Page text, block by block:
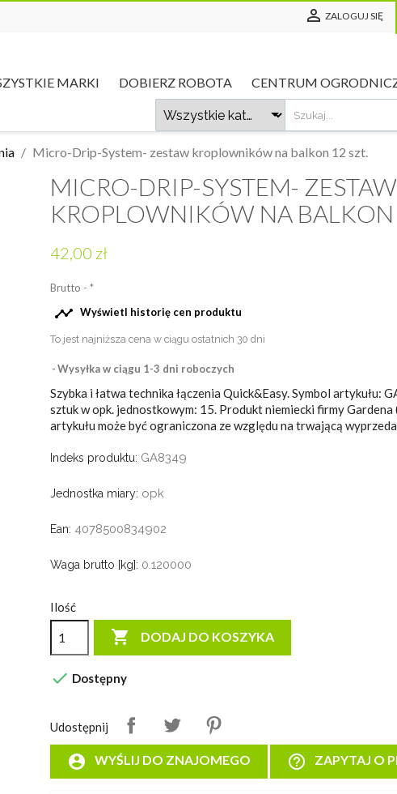
 ZALOGUJ SIĘ
MARKI DOBIERZ ROBOTA CENTRUM
Micro-Drip-System- zestaw kroplowników na balkon 12 szt.
MICRO-DRIP-SYSTEM- ZESTAW
KROPLOWNIKÓW NA BALKON
42,00 zł
Brutto *
 Wyświetl historię cen produktu
To jest najniższa cena w ciągu ostatnich 30 dni
Wysyłka w ciągu 1-3 dni roboczych
Szybka i łatwa technika łączenia Quick&Easy. Symbol artykułu:
sztuk w opk. jednostkowym: 15. Produkt niemiecki firmy Gardena
artykułu może być ograniczona ze względu na trwającą
Indeks produktu: GA8349
Jednostka miary: opk
Ean: 4078500834902
Waga brutto [kg]: 0.120000
Ilość
 DODAJ DO KOSZYKA
 Dostępny
Udostępnij
account_circle WYŚLIJ DO ZNAJOMEGO help_outline ZAPYTAJ O